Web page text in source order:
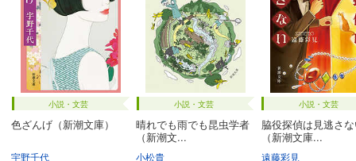
小説・文芸
色ざんげ（新潮文庫）
宇野千代
小説・文芸
晴れでも雨でも昆虫学者
（新潮文...
小松貴
小説・文芸
脇役探偵は見逃さ
（新潮文庫...
遠藤彩見